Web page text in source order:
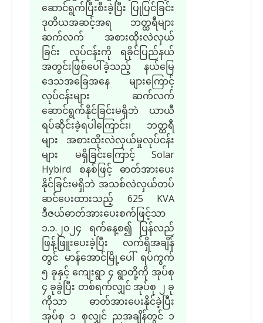
ဆောင်ရွက်ပြီးစီးခဲ့ပြီး ပြုပြင်ခြင်း
ဒုတိယအဆင့်အရ ဘတ္ထရီများ
ဆက်လက် အစားထိုးလဲလှယ်
ခြင်း လုပ်ငန်းကို ရခိုင်ပြည်နယ်
အတွင်းဖြစ်ပေါ်ခဲ့သည့် နယ်မြေ
ဒေသအခြေအနေ များကြောင့်
လုပ်ငန်းများ ဆက်လက်
ဆောင်ရွက်နိုင်ခြင်းမရှိဘဲ ယာယီ
ရပ်ဆိုင်းခဲ့ရပါကြောင်း၊ ဘတ္ထရီ
များ အစားထိုးလဲလှယ်မှုလုပ်ငန်း
များ မရှိခြင်းကြောင့် Solar
Hybird စနစ်ဖြင့် ဓာတ်အားပေး
နိုင်ခြင်းမရှိဘဲ အသစ်လဲလှယ်တပ်
ဆင်ပေးထားသည့် 625 KVA
ဒီဇယ်ဓာတ်အားပေးစက်ဖြင့်သာ
၁.၁.၂၀၂၄ ရက်နေ့စ၍ ပြန်လည်
ဖြန့်ဖြူးပေးခဲ့ပြီး လက်ရှိအချိန်
တွင် မာန်အောင်မြို့ပေါ် ရပ်ကွက်
၅ ခုနှင့် ကျေးရွာ ၄ ရွာတို့ကို အုပ်စု
၄ ခုခွဲပြီး တစ်ရက်လျှင် အုပ်စု ၂ ခု
ကိုသာ ဓာတ်အားပေးနိုင်ခဲ့ပြီး
အုပ်စု ၁ စုလျှင် ညအချိန်တွင် ၁